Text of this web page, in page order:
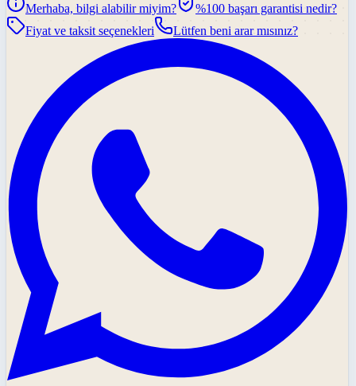
Merhaba, bilgi alabilir miyim?
%100 başarı garantisi nedir?
Fiyat ve taksit seçenekleri
Lütfen beni arar mısınız?